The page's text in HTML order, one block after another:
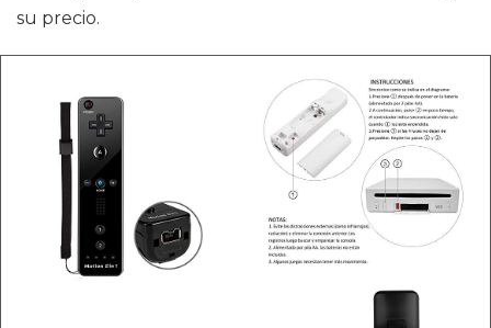
su precio.